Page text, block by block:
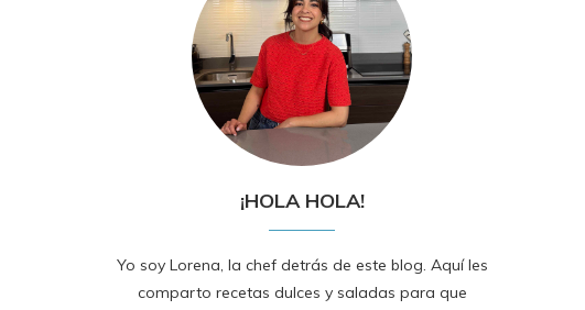
¡HOLA HOLA!
Yo soy Lorena, la chef detrás de este blog. Aquí les
comparto recetas dulces y saladas para que